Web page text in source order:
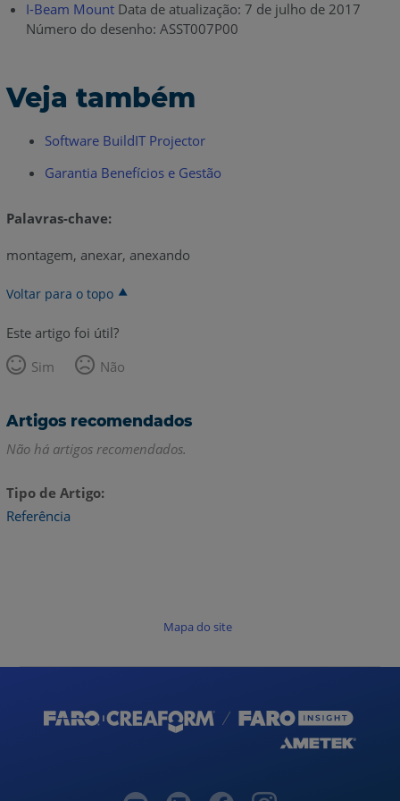
I-Beam MountData de atualização: 7 de julho de 2017
Número do desenho: ASST007P00
Veja também
Software BuildIT Projector
Garantia Benefícios e Gestão
Palavras-chave:
montagem, anexar, anexando
Voltar para o topo
Este artigo foi útil?
Sim
Não
Artigos recomendados
Não há artigos recomendados.
Tipo de Artigo
Referência
Mapa do site